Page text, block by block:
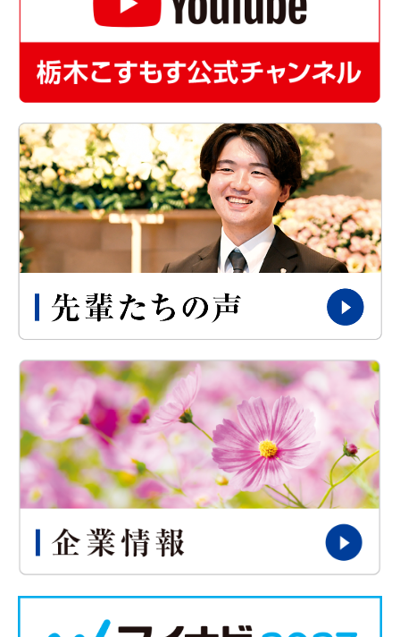
2026/06/17 名古屋・伊勢社員旅行 2泊３日
サービス
葬祭事業
ギフト事業
企業情報
採用情報
パートアルバイト
アクセス
運営ホール
栃木エリア
佐野エリア
足利エリア
那須烏山・那珂川エリア
先輩たちの声